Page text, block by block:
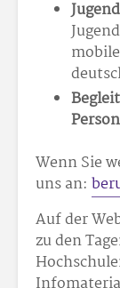
Wenn Sie
uns an:
Auf der
zu den